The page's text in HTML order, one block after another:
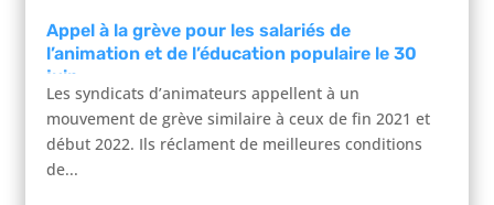
Appel à la grève pour les salariés de
l’animation et de l’éducation populaire le 30
juin
Les syndicats d’animateurs appellent à un
mouvement de grève similaire à ceux de fin 2021 et
début 2022. Ils réclament de meilleures conditions
de...